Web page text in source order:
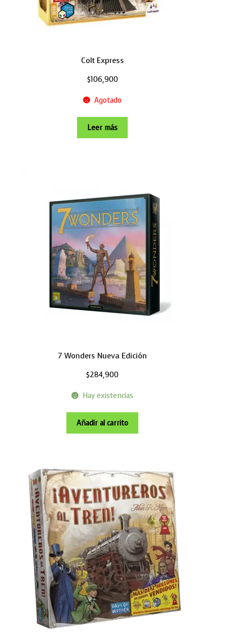
Colt Express
$106,900
Agotado
Leer más
7 Wonders Nueva Edición
$284,900
Hay existencias
Añadir al carrito